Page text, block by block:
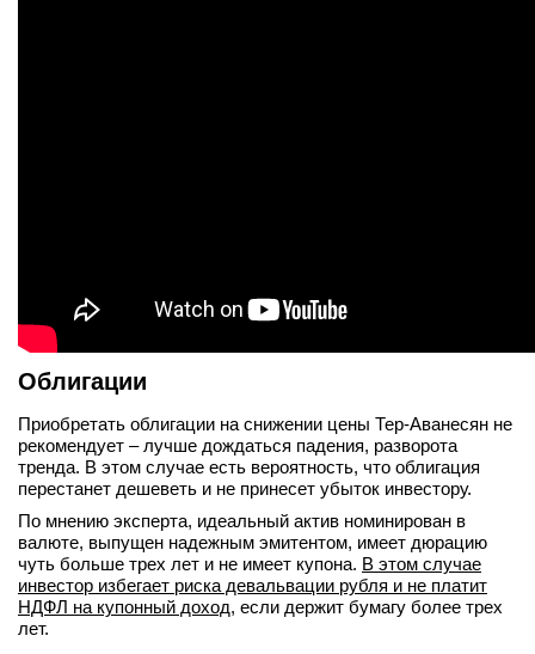
Облигации
Приобретать облигации на снижении цены Тер-Аванесян не
рекомендует – лучше дождаться падения, разворота
тренда. В этом случае есть вероятность, что облигация
перестанет дешеветь и не принесет убыток инвестору.
По мнению эксперта, идеальный актив номинирован в
валюте, выпущен надежным эмитентом, имеет дюрацию
чуть больше трех лет и не имеет купона. В этом случае
инвестор избегает риска девальвации рубля и не платит
НДФЛ на купонный доход, если держит бумагу более трех
лет.